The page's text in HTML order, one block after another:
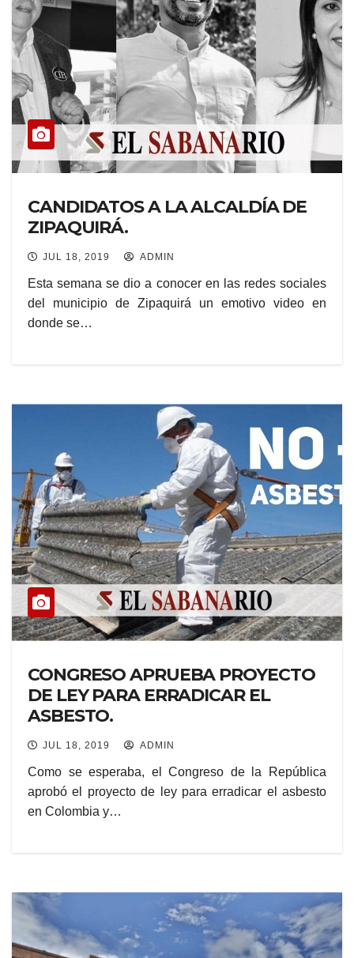
CANDIDATOS A LA ALCALDÍA DE
ZIPAQUIRÁ.
JUL 18, 2019 ADMIN
Esta semana se dio a conocer en las redes sociales
del municipio de Zipaquirá un emotivo video en
donde se…
CONGRESO APRUEBA PROYECTO
DE LEY PARA ERRADICAR EL
ASBESTO.
JUL 18, 2019 ADMIN
Como se esperaba, el Congreso de la República
aprobó el proyecto de ley para erradicar el asbesto
en Colombia y…